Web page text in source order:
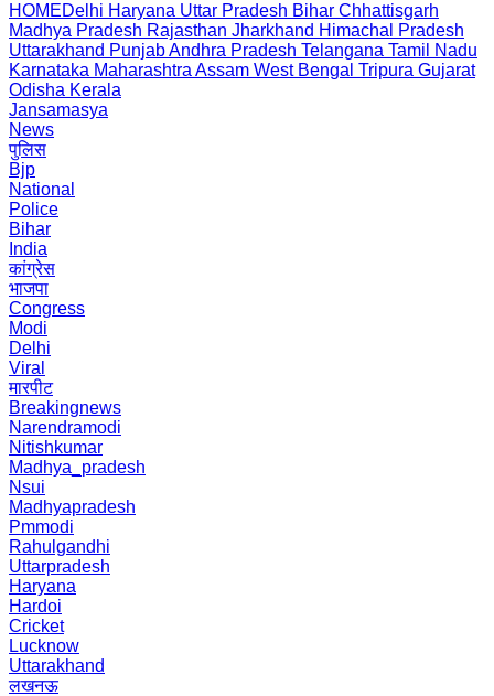
HOMEDelhi Haryana Uttar Pradesh Bihar Chhattisgarh
Madhya Pradesh Rajasthan Jharkhand Himachal Pradesh
Uttarakhand PunjabAndhra Pradesh Telangana Tamil Nadu
Karnataka Maharashtra Assam West Bengal Tripura Gujarat
Odisha Kerala
Jansamasya
News
पुलिस
Bjp
National
Police
Bihar
India
कांग्रेस
भाजपा
Congress
Modi
Delhi
Viral
मारपीट
Breakingnews
Narendramodi
Nitishkumar
Madhya_pradesh
Nsui
Madhyapradesh
Pmmodi
Rahulgandhi
Uttarpradesh
Haryana
Hardoi
Cricket
Lucknow
Uttarakhand
लखनऊ